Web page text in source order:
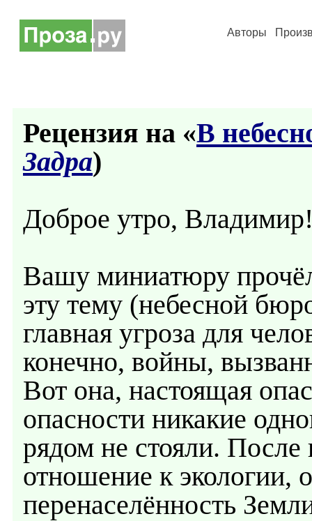
Авторы
Рецензия на «В
Задра)
Доброе утро,
Вашу миниатюру
эту тему (небесной
главная угроза для
конечно, войны,
Вот она, настоящая
опасности никакие
рядом не стояли. После
отношение к экологии,
перенаселённость